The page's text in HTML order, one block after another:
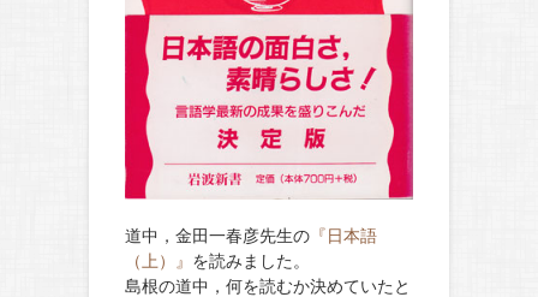
道中，金田一春彦先生の 『日本語
（上）』 を読みました。
島根の道中，何を読むか決めていたと